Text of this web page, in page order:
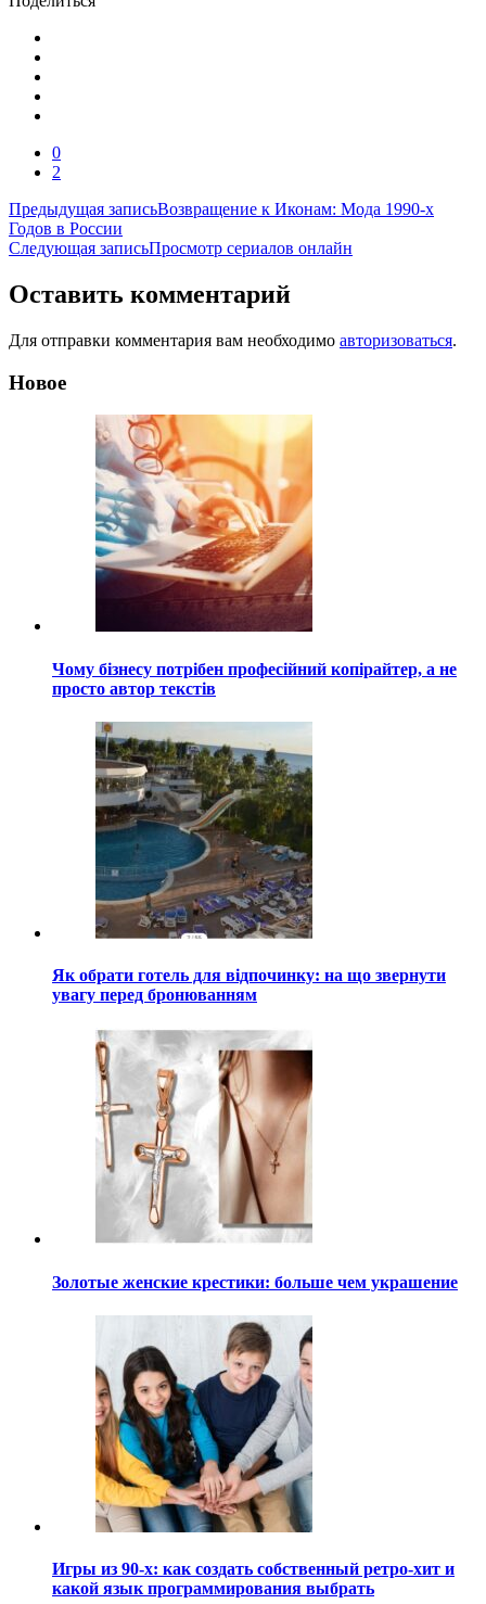
0
2
Навигация
по
Предыдущая записьВозвращение к Иконам: Мода 1990-х
Годов в России
Следующая записьПросмотр сериалов онлайн
Оставить комментарий
Для отправки комментария вам необходимо авторизоваться.
Новое
Чому бізнесу потрібен професійний копірайтер, а не
просто автор текстів
Як обрати готель для відпочинку: на що звернути
увагу перед бронюванням
Золотые женские крестики: больше чем украшение
Игры из 90-х: как создать собственный ретро-хит и
какой язык программирования выбрать